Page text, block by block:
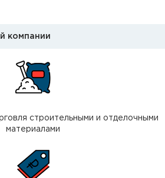
компании
строительными и отделочными
материалами